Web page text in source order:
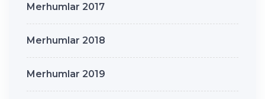
Merhumlar 2017
Merhumlar 2018
Merhumlar 2019